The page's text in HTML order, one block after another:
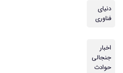
دنیای
فناوری
اخبار
جنجالی
حوادث